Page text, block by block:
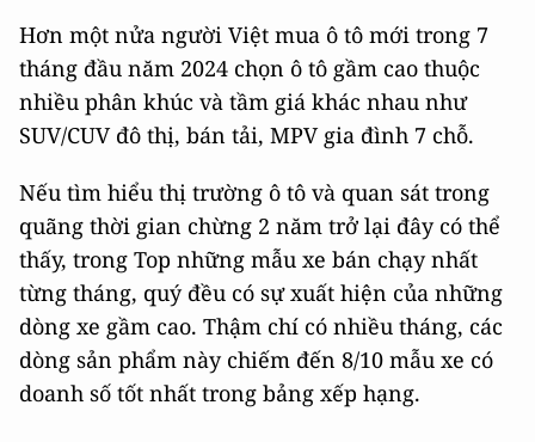
Hơn một nửa người Việt mua ô tô mới trong 7
tháng đầu năm 2024 chọn ô tô gầm cao thuộc
nhiều phân khúc và tầm giá khác nhau như
SUV/CUV đô thị, bán tải, MPV gia đình 7 chỗ.
Nếu tìm hiểu thị trường ô tô và quan sát trong
quãng thời gian chừng 2 năm trở lại đây có thể
thấy, trong Top những mẫu xe bán chạy nhất
từng tháng, quý đều có sự xuất hiện của những
dòng xe gầm cao. Thậm chí có nhiều tháng, các
dòng sản phẩm này chiếm đến 8/10 mẫu xe có
doanh số tốt nhất trong bảng xếp hạng.